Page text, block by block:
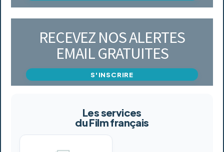
RECEVEZ NOS ALERTES
EMAIL GRATUITES
S'INSCRIRE
Les services
du Film français